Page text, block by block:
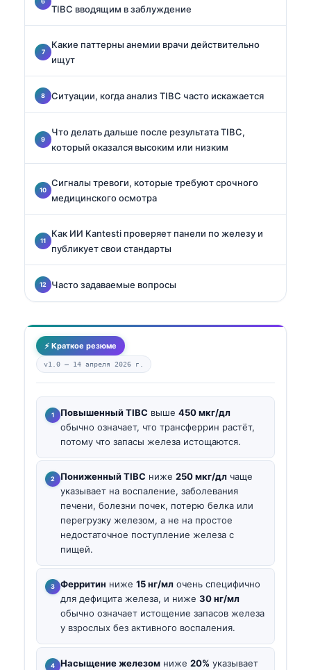
TIBC вводящим в заблуждение
Какие паттерны анемии врачи действительно
ищут
Ситуации, когда анализ TIBC часто искажается
Что делать дальше после результата TIBC,
который оказался высоким или низким
Сигналы тревоги, которые требуют срочного
медицинского осмотра
Как ИИ Kantesti проверяет панели по железу и
публикует свои стандарты
Часто задаваемые вопросы
⚡ Краткое резюме
v1.0 — 14 апреля 2026 г.
Повышенный TIBC выше 450 мкг/дл
обычно означает, что трансферрин растёт,
потому что запасы железа истощаются.
Пониженный TIBC ниже 250 мкг/дл чаще
указывает на воспаление, заболевания
печени, болезни почек, потерю белка или
перегрузку железом, а не на простое
недостаточное поступление железа с
пищей.
Ферритин ниже 15 нг/мл очень специфично
для дефицита железа, и ниже 30 нг/мл
обычно означает истощение запасов железа
у взрослых без активного воспаления.
Насыщение железом ниже 20% указывает